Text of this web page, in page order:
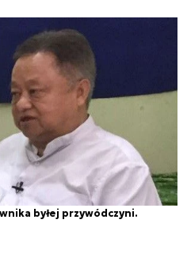
byłej przywódczyni.